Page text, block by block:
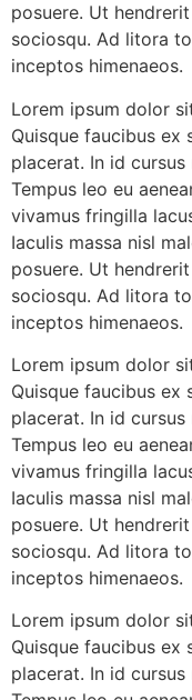
posuere. Ut
sociosqu. Ad litora
inceptos himenaeos.
Lorem ipsum dolor
Quisque faucibus ex
placerat. In id
Tempus leo eu
vivamus fringilla
Iaculis massa nisl
posuere. Ut
sociosqu. Ad litora
inceptos himenaeos.
Lorem ipsum dolor
Quisque faucibus ex
placerat. In id
Tempus leo eu
vivamus fringilla
Iaculis massa nisl
posuere. Ut
sociosqu. Ad litora
inceptos himenaeos.
Lorem ipsum dolor
Quisque faucibus ex
placerat. In id